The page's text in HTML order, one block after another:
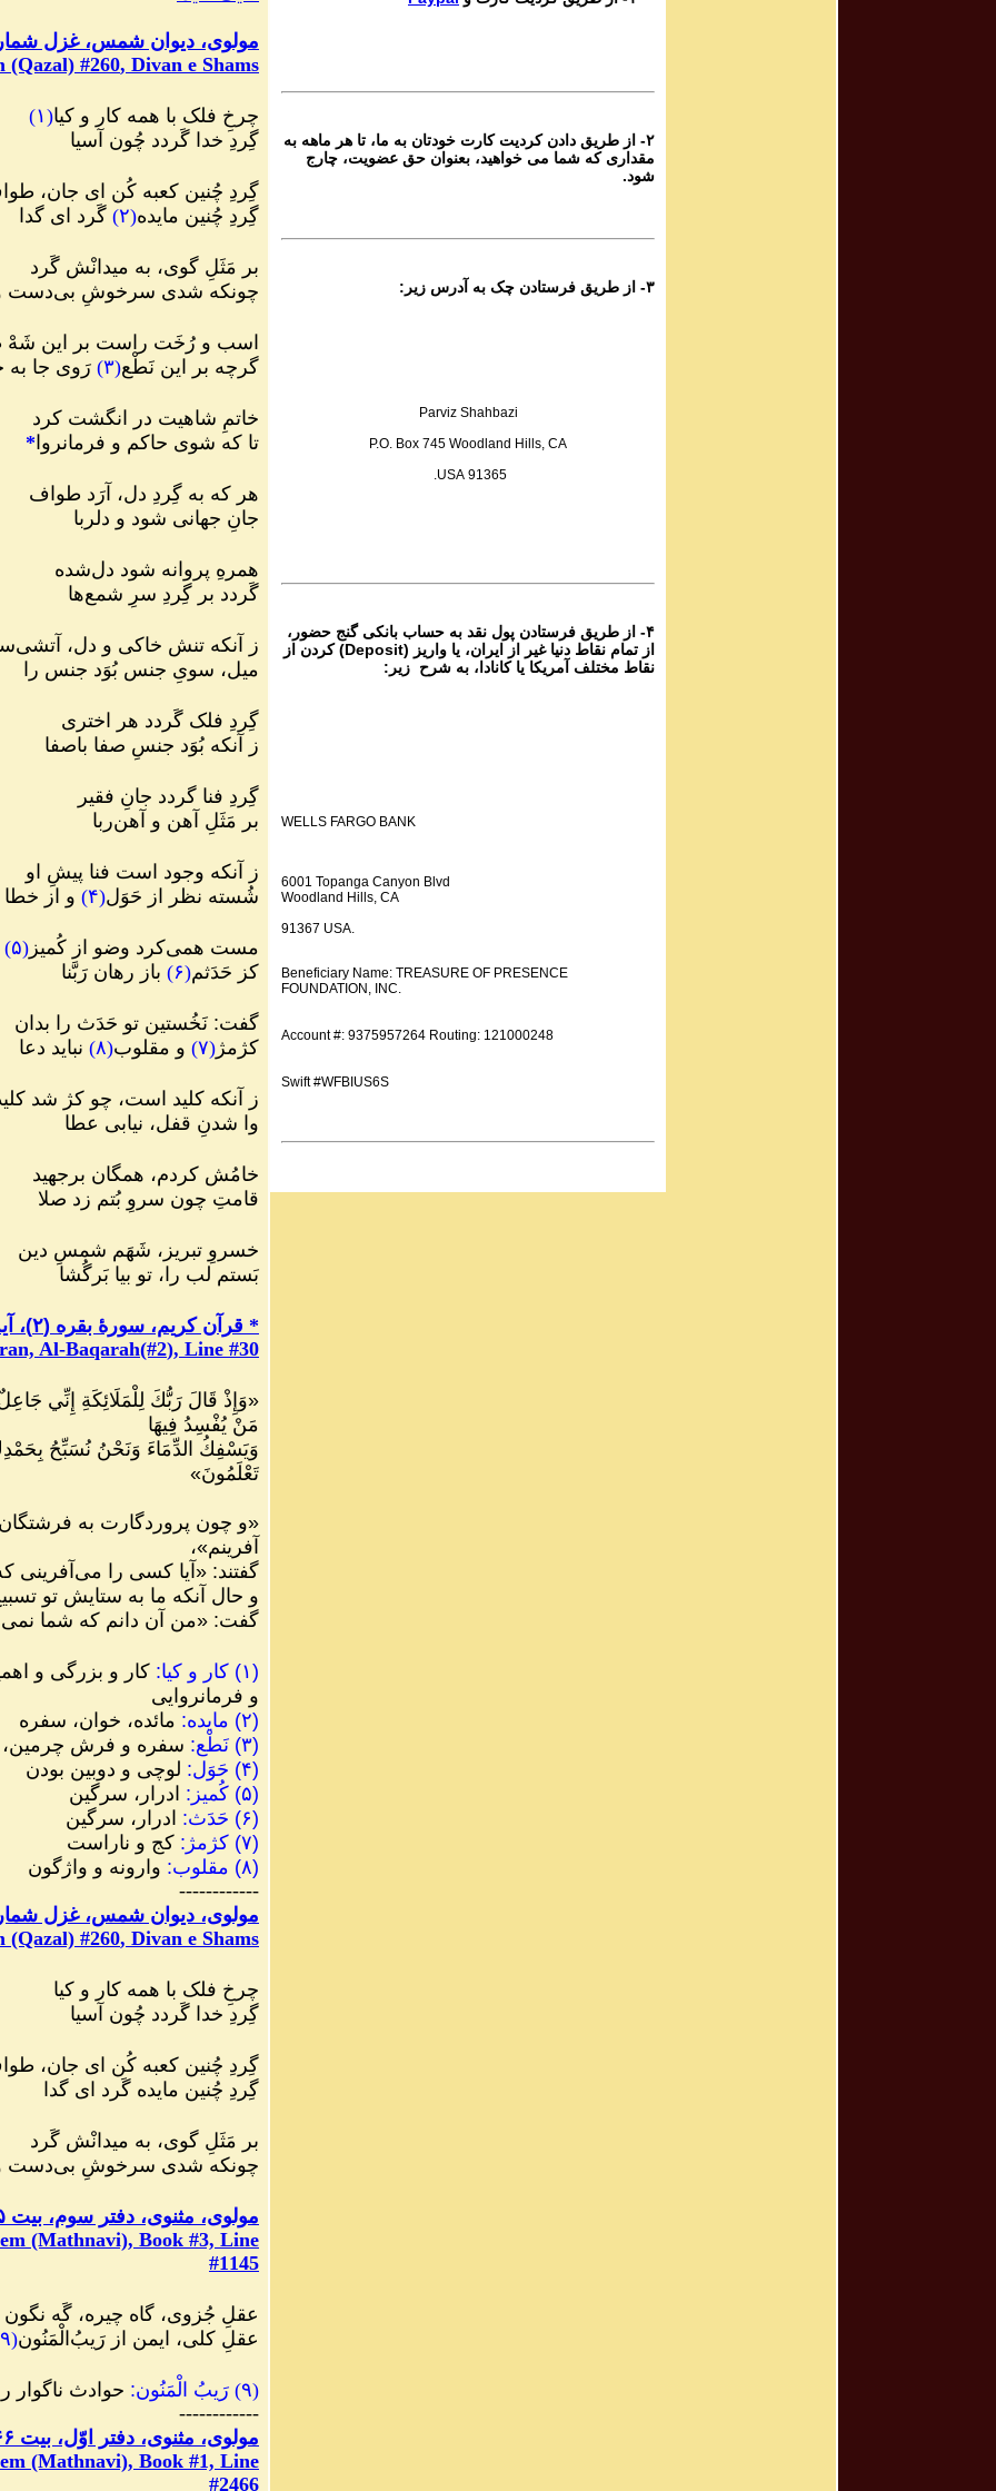
مولوی، دیوان شمس، غزل شمارهٔ
(Qazal) #260, Divan e Shams
چرخِ فلک با همه کار و کیا(۱)
گِردِ خدا گَردد چُون آسیا
گِردِ چُنین کعبه کُن ای جان،
گِردِ چُنین مایده(۲) گَرد ای گدا
بر مَثَلِ گوی، به میدانْش گَرد
چونکه شدی سرخوشِ بی‌دست و
اسب و رُخَت راست بر این
گرچه بر این نَطْع(۳) رَوی جا به
خاتمِ شاهیت در انگشت کرد
تا که شوی حاکم و فرمانروا*
هر که به گِردِ دل، آرَد طواف
جانِ جهانی شود و دلربا
همرهِ پروانه شود دل‌شده
گَردد بر گِردِ سرِ شمع‌ها
ز آنکه تنش خاکی و دل،
میل، سویِ جنس بُوَد جنس را
گِردِ فلک گَردد هر اختری
ز آنکه بُوَد جنسِ صفا باصفا
گِردِ فنا گردد جانِ فقیر
بر مَثَلِ آهن و آهن‌ربا
ز آنکه وجود است فنا پیشِ او
شُسته نظر از حَوَل(۴) و از خطا
مست همی‌کرد وضو از کُمیز (۵)
کز حَدَثم(۶) باز رهان رَبَّنا
گفت: نَخُستین تو حَدَث را بدان
کژمژ (۷) و مقلوب(۸) نباید دعا
ز آنکه کلید است، چو کژ شد
وا شدنِ قفل، نیابی عطا
خامُش کردم، همگان برجهید
قامتِ چون سروِ بُتم زد صلا
خسروِ تبریز، شَهَم شمسِ دین
بَستم لب را، تو بیا بَرگُشا
* قرآن کریم، سورهٔ بقره (۲)،
Al-Baqarah(#2), Line #30
«وَإِذْ قَالَ رَبُّكَ لِلْمَلَائِكَةِ إِنِّي
مَنْ يُفْسِدُ فِيهَا
وَيَسْفِكُ الدِّمَاءَ وَنَحْنُ نُسَبِّحُ
تَعْلَمُونَ»
«و چون پروردگارت به
آفرينم»،
گفتند:
«آيا كسى را مى‌آفرينى
و حال آنكه ما به ستايش تو
گفت:
«من آن دانم كه شما
(۱) کار و کیا: کار و بزرگی و
و فرمانروایی
(۲) مایده: مائده، خوان، سفره
(۳) نَطْع: سفره و فرش چرمین،
(۴) حَوَل: لوچی و دوبین بودن
(۵) کُمیز : ادرار، سرگین
(۶) حَدَث: ادرار، سرگین
(۷) کژمژ : کج و ناراست
(۸) مقلوب: وارونه و واژگون
------------
مولوی، دیوان شمس، غزل شمارهٔ
(Qazal) #260, Divan e Shams
چرخِ فلک با همه کار و کیا
گِردِ خدا گَردد چُون آسیا
گِردِ چُنین کعبه کُن ای جان،
گِردِ چُنین مایده گَرد ای گدا
بر مَثَلِ گوی، به میدانْش گَرد
چونکه شدی سرخوشِ بی‌دست و
مولوی، مثنوی، دفتر سوم، بیت ١١۴۵
(Mathnavi), Book #3, Line
#1145
عقلِ جُزوی، گاه چیره، گَه نگون
عقلِ کلی، ایمن از رَیبُ‌الْمَنُون(۹
(۹) رَیبُ الْمَنُون: حوادث ناگوار
------------
مولوی، مثنوی، دفتر اوّل، بیت ۲۴۶۶
(Mathnavi), Book #1, Line
#2466
Ganje Hozour audio Program #988
Ganje Hozour audio Program #987
Parviz Shahbazi
Ganje Hozour audio Program #986
Ganje Hozour audio Program #985
Parviz Shahbazi
برنامه صوتی شماره ۹۸۳ گنج حضور
Ganje Hozour audio Program #982
۲- از طریق دادن کردیت کارت خودتان به ما، تا هر ماهه به
مقداری که شما می خواهید، بعنوان حق عضویت، چارج
شود.
۳- از طریق فرستادن چک به آدرس زیر:
Parviz Shahbazi
P.O. Box 745 Woodland Hills, CA
91365 USA.
۴- از طریق فرستادن پول نقد به حساب بانکی گنج حضور،
از تمام نقاط دنیا غیر از ایران، یا واریز (Deposit) کردن از
نقاط مختلف آمریکا یا کانادا، به شرح زیر:
WELLS FARGO BANK
6001 Topanga Canyon Blvd
Woodland Hills, CA
91367 USA.
Beneficiary Name: TREASURE OF PRESENCE
FOUNDATION, INC.
Account #: 9375957264 Routing: 121000248
Swift #WFBIUS6S